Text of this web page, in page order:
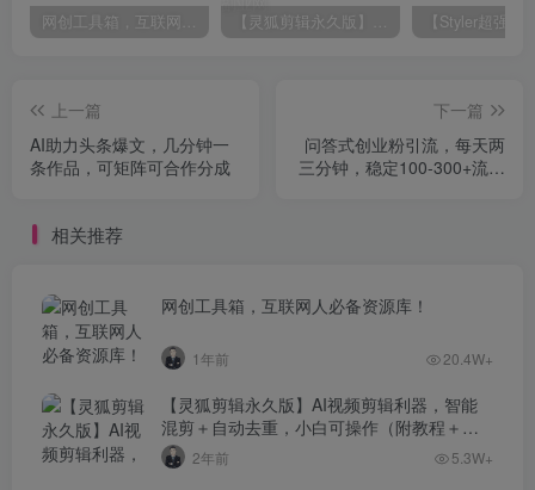
网创工具箱，互联网人必备资源库！ 【灵狐剪辑永久版】AI视频剪辑利器，智能混剪＋自动去重，小白可操作（附教程＋安装包）
上一篇
AI助力头条爆文，几分钟一
条作品，可矩阵可合作分成
下一篇
问答式创业粉引流，每天两
三分钟，稳定100-300+流量
相关推荐
网创工具箱，互联网人必备资源库！
1年前 20.4W+
【灵狐剪辑永久版】AI视频剪辑利器，智能
混剪＋自动去重，小白可操作（附教程＋安
装包）2年前 5.3W+